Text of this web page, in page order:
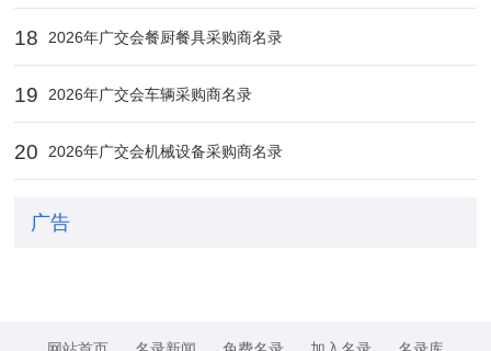
18 2026年广交会餐厨餐具采购商名录
19 2026年广交会车辆采购商名录
20 2026年广交会机械设备采购商名录
广告